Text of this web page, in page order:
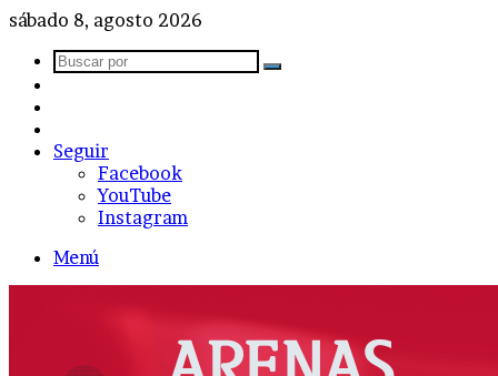
sábado 8, agosto 2026
Buscar
azar
Seguir
Facebook
YouTube
Instagram
Menú